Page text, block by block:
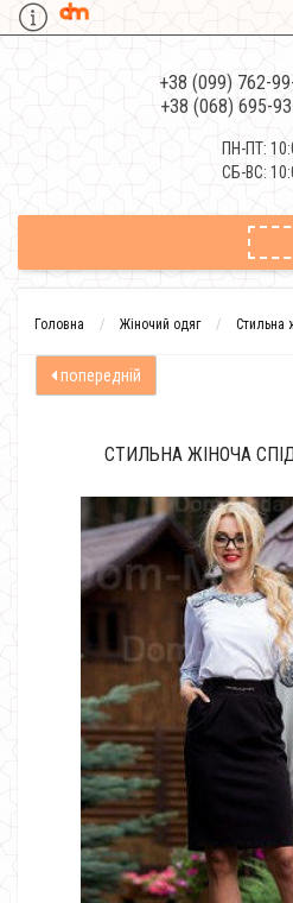
+38 (099) 762-
+38 (068) 695-
ПН-ПТ:
СБ-ВС:
Головна Жіночий одяг Стильна
попередній
СТИЛЬНА ЖІНОЧА